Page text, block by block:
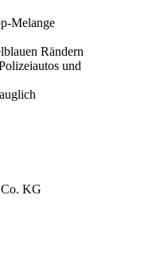
Melange
Rändern
und
KG